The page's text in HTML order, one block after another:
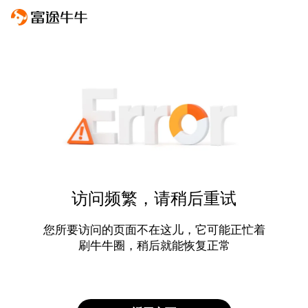
访问频繁，请稍后重试
您所要访问的页面不在这儿，它可能正忙着
刷牛牛圈，稍后就能恢复正常